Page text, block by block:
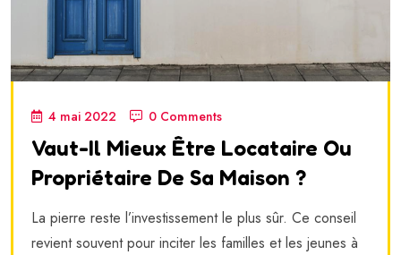
4 mai 2022 0 Comments
Vaut-Il Mieux Être Locataire Ou
Propriétaire De Sa Maison ?
La pierre reste l’investissement le plus sûr. Ce conseil
revient souvent pour inciter les familles et les jeunes à